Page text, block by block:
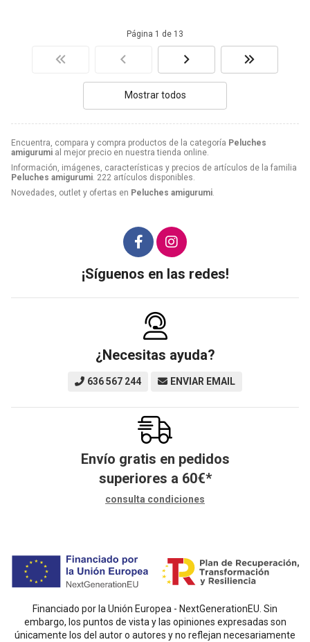
Encuentra, compara y compra productos de la categoría Peluches
amigurumi al mejor precio en nuestra tienda online.
Información, imágenes, características y precios de artículos de la familia
Peluches amigurumi . 222 artículos disponibles.
Novedades, outlet y ofertas en Peluches amigurumi
Página 1 de 13
Mostrar todos
¡Síguenos en las redes!
¿Necesitas ayuda?
636 567 244 ENVIAR EMAIL
Envío gratis en pedidos
superiores a 60€*
consulta condiciones
Financiado por la Unión Europea - NextGenerationEU. Sin
embargo, los puntos de vista y las opiniones expresadas son
únicamente los del autor o autores y no reflejan necesariamente